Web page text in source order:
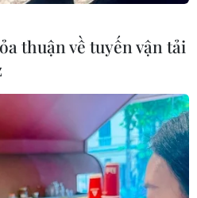
thuận về tuyến vận tải